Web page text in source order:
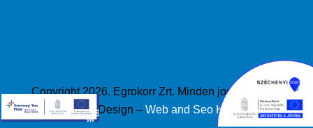
Copyright 2026. Egrokorr Zrt. Minden jog fenttartva
Design –Web and Seo Kft